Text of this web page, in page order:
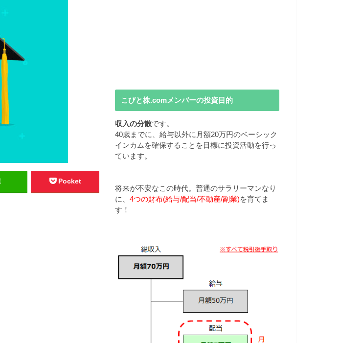
Pocket
こびと株.comメンバーの投資目的
収入の分散です。
40歳までに、給与以外に月額20万円のベーシック
インカムを確保することを目標に投資活動を行っ
ています。
将来が不安なこの時代。普通のサラリーマンなり
に、 4つの財布(給与/配当/不動産/副業)を育てま
す！